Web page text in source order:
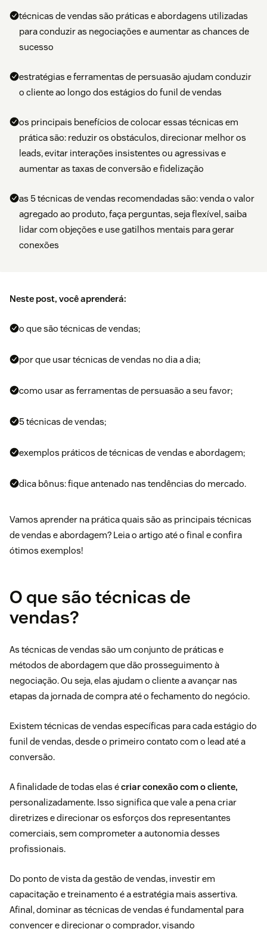
técnicas de vendas são práticas e abordagens utilizadas
para conduzir as negociações e aumentar as chances de
sucesso
estratégias e ferramentas de persuasão ajudam conduzir
o cliente ao longo dos estágios do funil de vendas
os principais benefícios de colocar essas técnicas em
prática são: reduzir os obstáculos, direcionar melhor os
leads, evitar interações insistentes ou agressivas e
aumentar as taxas de conversão e fidelização
as 5 técnicas de vendas recomendadas são: venda o valor
agregado ao produto, faça perguntas, seja flexível, saiba
lidar com objeções e use gatilhos mentais para gerar
conexões
Neste post, você aprenderá:
o que são técnicas de vendas;
por que usar técnicas de vendas no dia a dia;
como usar as ferramentas de persuasão a seu favor;
5 técnicas de vendas;
exemplos práticos de técnicas de vendas e abordagem;
dica bônus: fique antenado nas tendências do mercado.
Vamos aprender na prática quais são as principais técnicas
de vendas e abordagem? Leia o artigo até o final e confira
ótimos exemplos!
O que são técnicas de
vendas?
As técnicas de vendas são um conjunto de práticas e
métodos de abordagem que dão prosseguimento à
negociação. Ou seja, elas ajudam o cliente a avançar nas
etapas da jornada de compra até o fechamento do negócio.
Existem técnicas de vendas específicas para cada estágio do
funil de vendas, desde o primeiro contato com o lead até a
conversão.
A finalidade de todas elas écriar conexão com o cliente,
personalizadamente. Isso significa que vale a pena criar
diretrizes e direcionar os esforços dos representantes
comerciais, sem comprometer a autonomia desses
profissionais.
Do ponto de vista da gestão de vendas, investir em
capacitação e treinamento é a estratégia mais assertiva.
Afinal, dominar as técnicas de vendas é fundamental para
convencer e direcionar o comprador, visando